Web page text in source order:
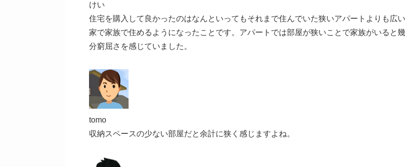
けい
住宅を購入して良かったのはなんといってもそれまで住んでいた狭いアパートよりも広い
家で家族で住めるようになったことです。アパートでは部屋が狭いことで家族がいると幾
分窮屈さを感じていました。
tomo
収納スペースの少ない部屋だと余計に狭く感じますよね。